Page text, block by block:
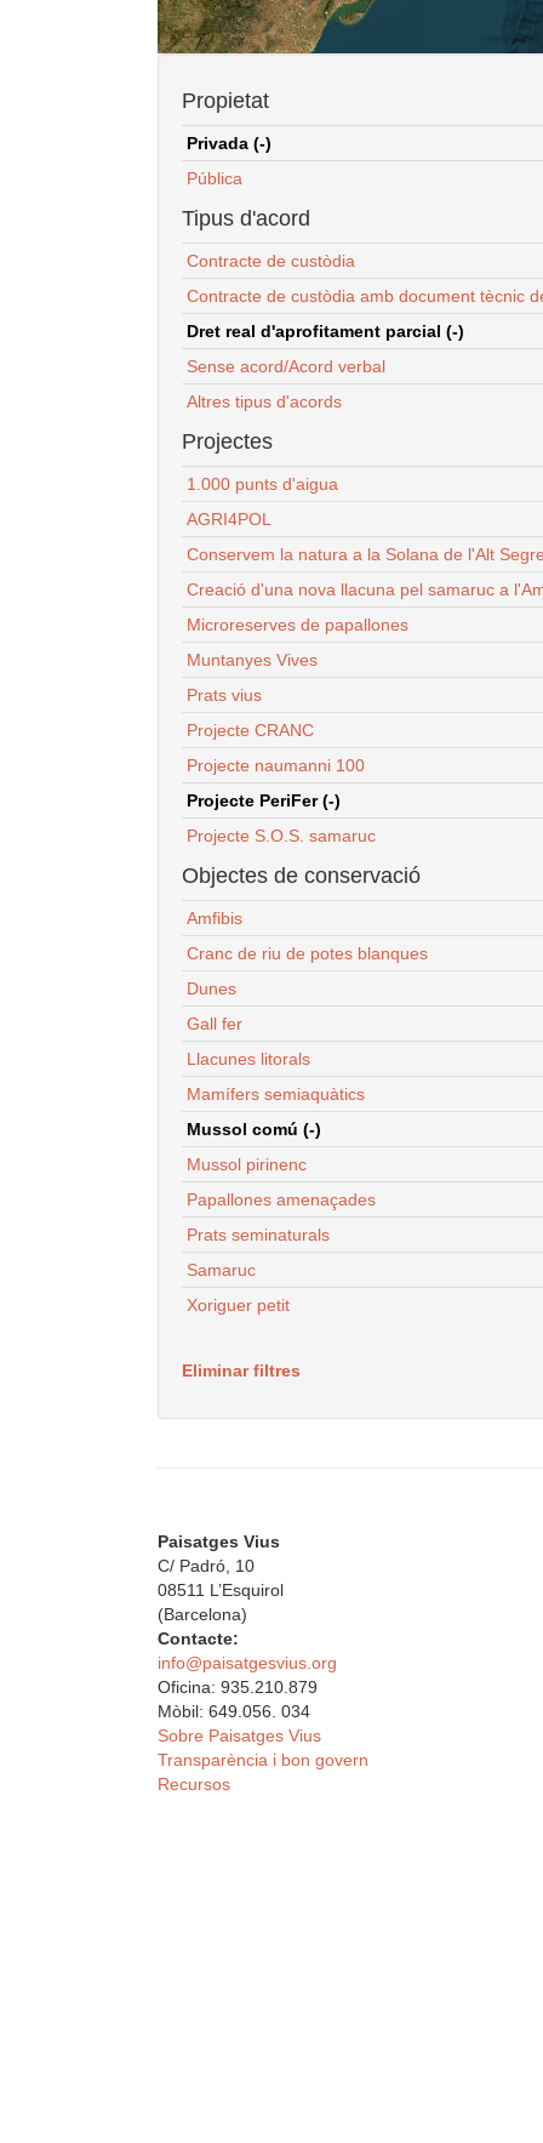
Propietat
Privada (-)
Pública
Tipus d'acord
Contracte de custòdia
Contracte de custòdia amb document tècnic
Dret real d'aprofitament parcial (-)
Sense acord/Acord verbal
Altres tipus d'acords
Projectes
1.000 punts d'aigua
AGRI4POL
Conservem la natura a la Solana de l'Alt
Creació d'una nova llacuna pel samaruc a
Microreserves de papallones
Muntanyes Vives
Prats vius
Projecte CRANC
Projecte naumanni 100
Projecte PeriFer (-)
Projecte S.O.S. samaruc
Objectes de conservació
Amfibis
Cranc de riu de potes blanques
Dunes
Gall fer
Llacunes litorals
Mamífers semiaquàtics
Mussol comú (-)
Mussol pirinenc
Papallones amenaçades
Prats seminaturals
Samaruc
Xoriguer petit
Eliminar filtres
Paisatges Vius
C/ Padró, 10
08511 L’Esquirol
(Barcelona)
Contacte:
info@paisatgesvius.org
Oficina: 935.210.879
Mòbil: 649.056. 034
Sobre Paisatges Vius
Transparència i bon govern
Recursos